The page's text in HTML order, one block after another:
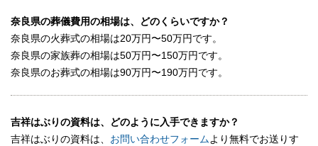
奈良県の葬儀費用の相場は、どのくらいですか？
奈良県の火葬式の相場は20万円〜50万円です。
奈良県の家族葬の相場は50万円〜150万円です。
奈良県のお葬式の相場は90万円〜190万円です。
吉祥はぶりの資料は、どのように入手できますか？
吉祥はぶりの資料は、 お問い合わせフォームより無料でお送りす